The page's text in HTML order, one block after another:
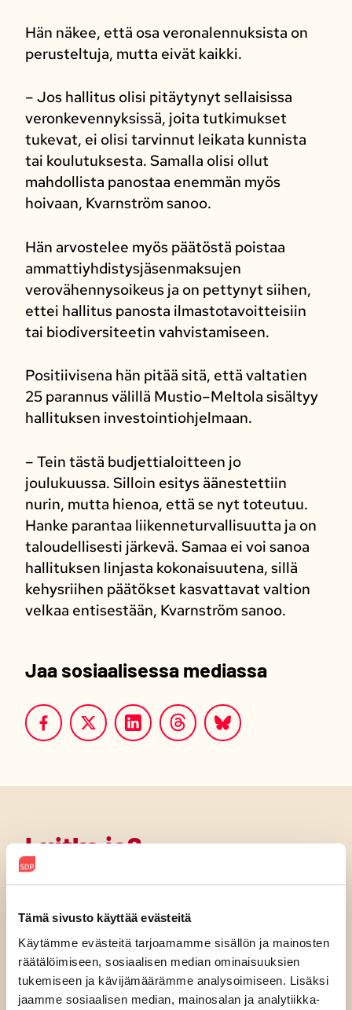
Tämä sivusto käyttää evästeitä
Käytämme evästeitä tarjoamamme sisällön ja mainosten
räätälöimiseen, sosiaalisen median ominaisuuksien
tukemiseen ja kävijämäärämme analysoimiseen. Lisäksi
jaamme sosiaalisen median, mainosalan ja analytiikka-
Hän näkee, että osa veronalennuksista on
perusteltuja, mutta eivät kaikki.
– Jos hallitus olisi pitäytynyt sellaisissa
veronkevennyksissä, joita tutkimukset
tukevat, ei olisi tarvinnut leikata kunnista
tai koulutuksesta. Samalla olisi ollut
mahdollista panostaa enemmän myös
hoivaan, Kvarnström sanoo.
Hän arvostelee myös päätöstä poistaa
ammattiyhdistysjäsenmaksujen
verovähennysoikeus ja on pettynyt siihen,
ettei hallitus panosta ilmastotavoitteisiin
tai biodiversiteetin vahvistamiseen.
Positiivisena hän pitää sitä, että valtatien
25 parannus välillä Mustio–Meltola sisältyy
hallituksen investointiohjelmaan.
– Tein tästä budjettialoitteen jo
joulukuussa. Silloin esitys äänestettiin
nurin, mutta hienoa, että se nyt toteutuu.
Hanke parantaa liikenneturvallisuutta ja on
taloudellisesti järkevä. Samaa ei voi sanoa
hallituksen linjasta kokonaisuutena, sillä
kehysriihen päätökset kasvattavat valtion
velkaa entisestään, Kvarnström sanoo.
Jaa sosiaalisessa mediassa
Luitko jo?